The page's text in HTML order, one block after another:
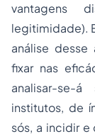
vantagens
legitimidade).
análise
fixar nas
analisar-se-
institutos, de
sós, a incidir